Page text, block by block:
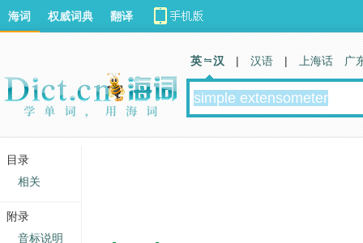
海词 权威词典 翻译
英 汉 | 汉语 | 上海话 广
目录
相关
附录
音标说明